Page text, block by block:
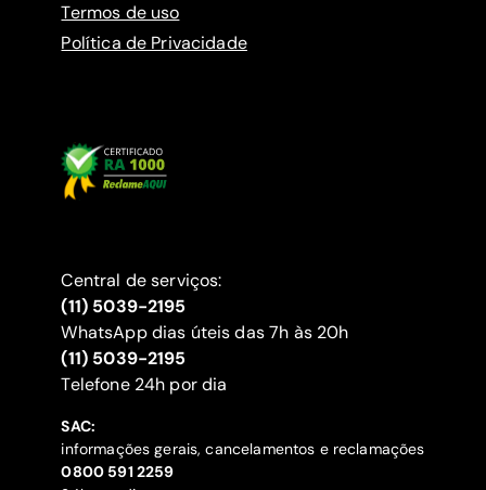
Termos de uso
Política de Privacidade
Central de serviços:
(11) 5039-2195
WhatsApp dias úteis das 7h às 20h
(11) 5039-2195
‍Telefone 24h por dia
SAC:
informações gerais, cancelamentos e reclamações
‍0800 591 2259